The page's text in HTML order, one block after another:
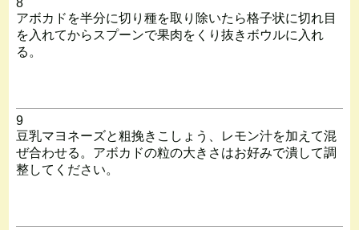
アボカドを半分に切り種を取り除いたら格子状に切れ目
を入れてからスプーンで果肉をくり抜きボウルに入れ
る。
9
豆乳マヨネーズと粗挽きこしょう、レモン汁を加えて混
ぜ合わせる。アボカドの粒の大きさはお好みで潰して調
整してください。